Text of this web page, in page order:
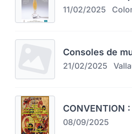
11/02/2025
Consoles de
21/02/2025
CONVENTION
08/09/2025